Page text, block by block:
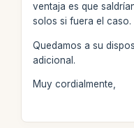
ventaja es que
solos si fuera el caso.
Quedamos a su
adicional.
Muy cordialmente,